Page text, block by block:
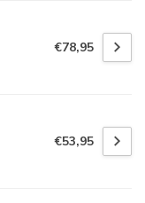
€78,95
€53,95